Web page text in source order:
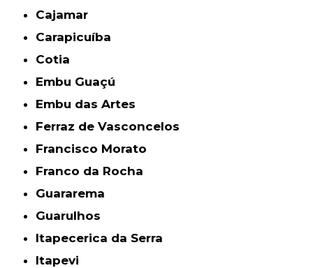
Cajamar
Carapicuíba
Cotia
Embu Guaçú
Embu das Artes
Ferraz de Vasconcelos
Francisco Morato
Franco da Rocha
Guararema
Guarulhos
Itapecerica da Serra
Itapevi